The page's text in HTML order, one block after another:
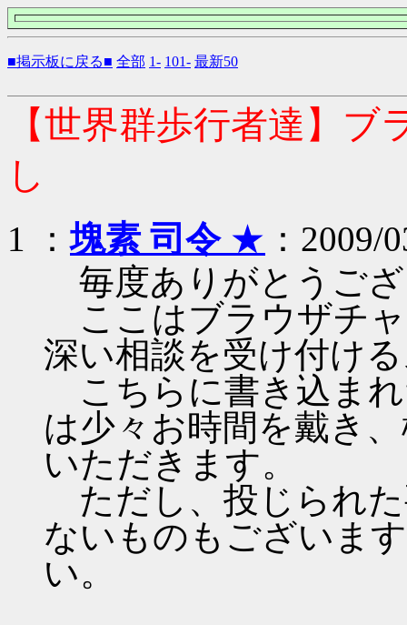
■掲示板に戻る■ 全部 1- 101- 最新50
【世界群歩行者達】
し
1 ：塊素 司令★ ：2009/
毎度ありがとうご
ここはブラウザチ
深い相談を受け付け
こちらに書き込ま
は少々お時間を戴き
いただきます。
ただし、投じられ
ないものもございま
い。